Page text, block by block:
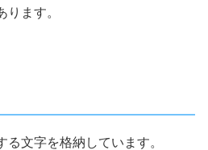
ります。
る文字を格納しています。